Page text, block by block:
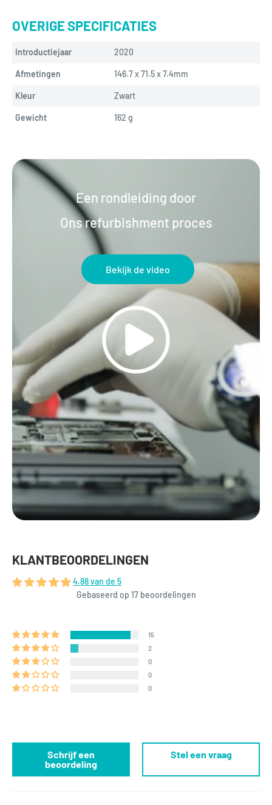
OVERIGE SPECIFICATIES
Introductiejaar 2020
Afmetingen 146.7 x 71.5 x 7.4mm
Kleur Zwart
Gewicht 162 g
Een rondleiding door
Ons refurbishment proces
Bekijk de video
KLANTBEOORDELINGEN
4.88 van de 5
Gebaseerd op 17 beoordelingen
15
2
0
0
0
Schrijf een
beoordeling
Stel een vraag